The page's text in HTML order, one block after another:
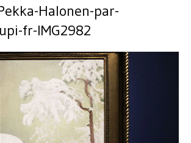
Halonen-par-
fr-IMG2982